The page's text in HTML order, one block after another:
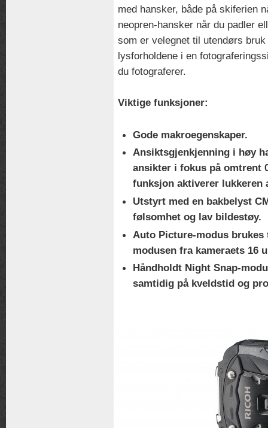
med hansker, både på skiferien
neopren-hansker når du padler
som er velegnet til utendørs
lysforholdene i en
du fotograferer.
Viktige funksjoner:
Gode makroegenskaper.
Ansiktsgjenkjenning i høy
ansikter i fokus på omtrent
funksjon aktiverer lukkeren
Utstyrt med en bakbelyst
følsomhet og lav bildestøy.
Auto Picture-modus
modusen fra kameraets 16
Håndholdt Night Snap-
samtidig på kveldstid og